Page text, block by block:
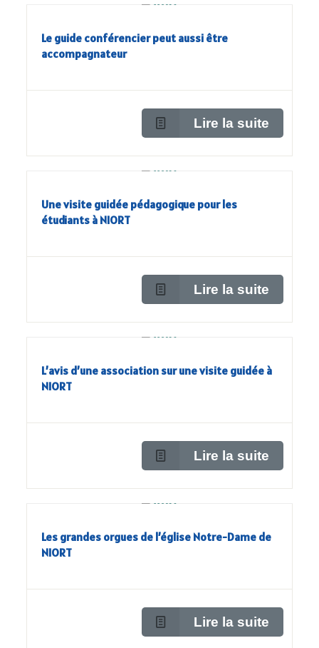
Le guide conférencier peut aussi être
accompagnateur
Lire la suite
Une visite guidée pédagogique pour les
étudiants à NIORT
Lire la suite
L’avis d’une association sur une visite guidée à
NIORT
Lire la suite
Les grandes orgues de l’église Notre-Dame de
NIORT
Lire la suite